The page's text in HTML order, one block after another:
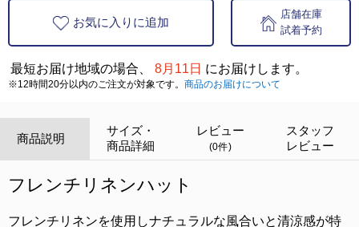
お気に入りに追加
店舗在庫
試着予約
最短お届け地域の場合、 8月11日 にお届けします。
※12時間20分以内のご注文が対象です。 商品のお届けについて
商品説明
サイズ・
商品詳細
レビュー
(0件)
スタッフ
レビュー
フレンチリネンハット
フレンチリネンを使用しナチュラルな風合いと清涼感が特